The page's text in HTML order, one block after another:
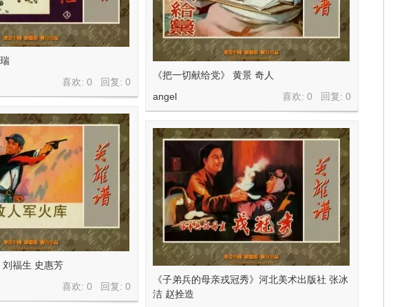
喜欢: 0 回复:0
《把一切献给党》 黄景 奇人
喜欢: 0 回复:0
angel
福生 史惠芳
喜欢: 0 回复:0
《子弟兵的母亲戎冠秀》河北美术出版社 张冰
洁 赵拴造